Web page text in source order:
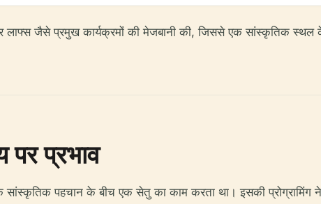
लाफ्स जैसे प्रमुख कार्यक्रमों की मेजबानी की, जिससे एक सांस्कृतिक
पर प्रभाव
पहचान के बीच एक सेतु का काम करता था। इसकी प्रोग्रामिंग ने